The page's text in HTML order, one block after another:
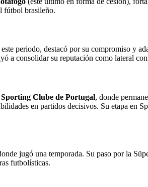
fútbol brasileño.
periodo, destacó por su compromiso y
a consolidar su reputación como lateral
Sporting Clube de Portugal, donde
en partidos decisivos. Su etapa en
jugó una temporada. Su paso por la
futbolísticas.